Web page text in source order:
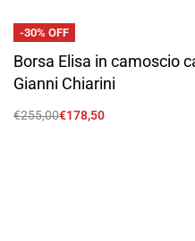
-30% OFF
Borsa Elisa in camoscio
Gianni Chiarini
€255,00€178,50